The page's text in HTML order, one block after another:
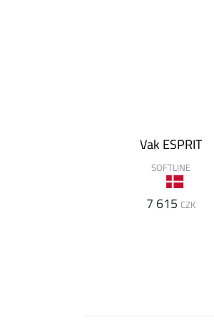
Vak ESPRIT
SOFTLINE
7 615 CZK